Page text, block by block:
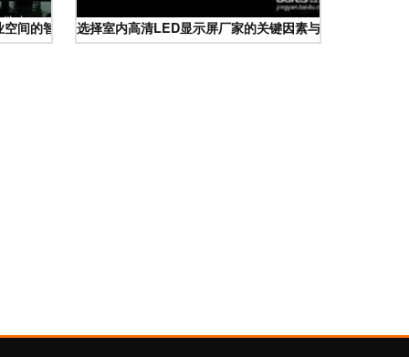
间的智慧之选选择室内高清LED显示屏厂家的关键因素与行业趋势